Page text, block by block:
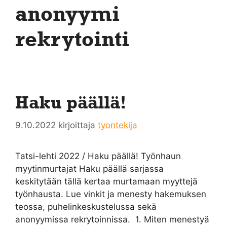
anonyymi
rekrytointi
Haku päällä!
9.10.2022 kirjoittaja tyontekija
Tatsi-lehti 2022 / Haku päällä! Työnhaun
myytinmurtajat Haku päällä sarjassa
keskitytään tällä kertaa murtamaan myyttejä
työnhausta. Lue vinkit ja menesty hakemuksen
teossa, puhelinkeskustelussa sekä
anonyymissa rekrytoinnissa. 1. Miten menestyä